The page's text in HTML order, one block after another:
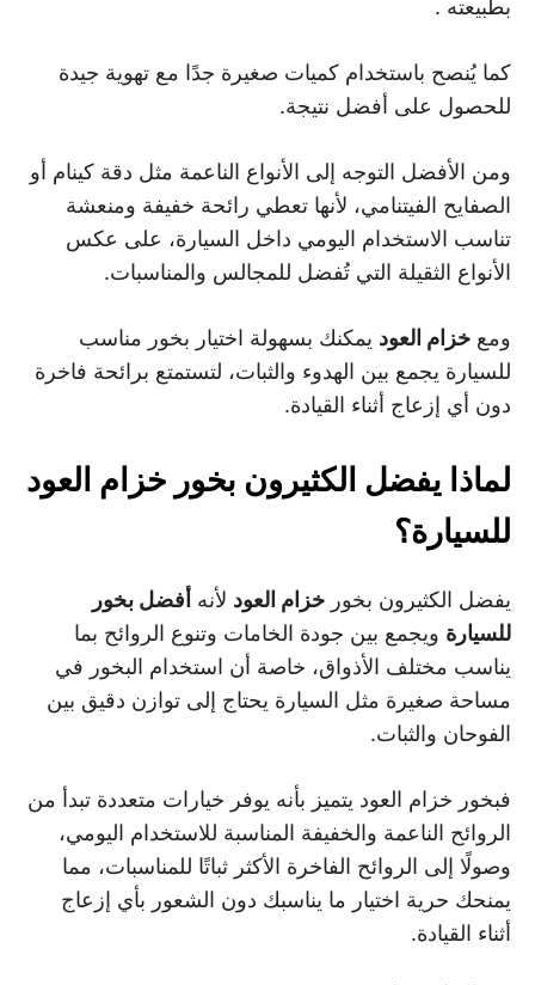
بطبيعته .
كما يُنصح باستخدام كميات صغيرة جدًا مع تهوية جيدة
للحصول على أفضل نتيجة.
ومن الأفضل التوجه إلى الأنواع الناعمة مثل دقة كينام أو
الصفايح الفيتنامي، لأنها تعطي رائحة خفيفة ومنعشة
تناسب الاستخدام اليومي داخل السيارة، على عكس
الأنواع الثقيلة التي تُفضل للمجالس والمناسبات.
ومع خزام العود يمكنك بسهولة اختيار بخور مناسب
للسيارة يجمع بين الهدوء والثبات، لتستمتع برائحة فاخرة
دون أي إزعاج أثناء القيادة.
لماذا يفضل الكثيرون بخور خزام العود
للسيارة؟
يفضل الكثيرون بخور خزام العود لأنه أفضل بخور
للسيارة ويجمع بين جودة الخامات وتنوع الروائح بما
يناسب مختلف الأذواق، خاصة أن استخدام البخور في
مساحة صغيرة مثل السيارة يحتاج إلى توازن دقيق بين
الفوحان والثبات.
فبخور خزام العود يتميز بأنه يوفر خيارات متعددة تبدأ من
الروائح الناعمة والخفيفة المناسبة للاستخدام اليومي،
وصولًا إلى الروائح الفاخرة الأكثر ثباتًا للمناسبات، مما
يمنحك حرية اختيار ما يناسبك دون الشعور بأي إزعاج
أثناء القيادة.